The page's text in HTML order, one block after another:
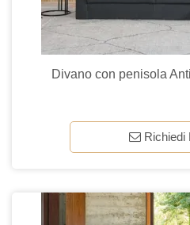
Divano con penisola
Richiedi